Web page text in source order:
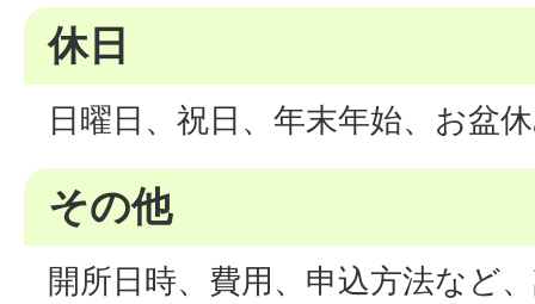
休日
日曜日、祝日、年末年始、お盆
その他
開所日時、費用、申込方法など